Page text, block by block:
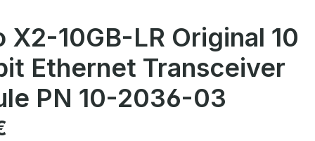
X2-10GB-LR Original 10
Ethernet Transceiver
PN 10-2036-03